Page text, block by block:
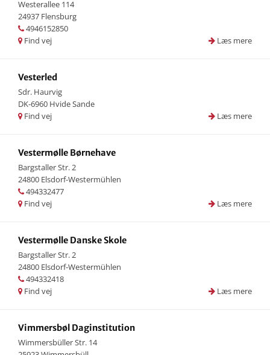
Westerallee 114
24937 Flensburg
4946152850
Læs mere
Find vej
Vesterled
Sdr. Haurvig
DK-6960 Hvide Sande
Læs mere
Find vej
Vestermølle Børnehave
Bargstaller Str. 2
24800 Elsdorf-Westermühlen
494332477
Læs mere
Find vej
Vestermølle Danske Skole
Bargstaller Str. 2
24800 Elsdorf-Westermühlen
494332418
Læs mere
Find vej
Vimmersbøl Daginstitution
Wimmersbüller Str. 14